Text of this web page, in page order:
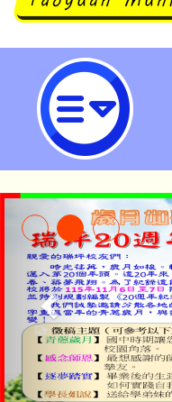
主旨：本中心
「哇~原來戶
師踴躍參與。
公告